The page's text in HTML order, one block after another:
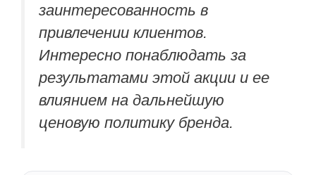
заинтересованность в
привлечении клиентов.
Интересно понаблюдать за
результатами этой акции и ее
влиянием на дальнейшую
ценовую политику бренда.